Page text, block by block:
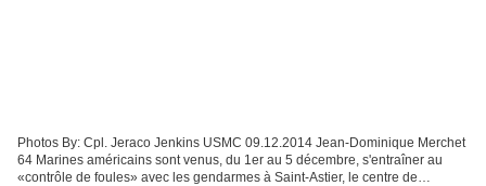
Photos By: Cpl. Jeraco Jenkins USMC 09.12.2014 Jean-Dominique Merchet
64 Marines américains sont venus, du 1er au 5 décembre, s'entraîner au
«contrôle de foules» avec les gendarmes à Saint-Astier, le centre de